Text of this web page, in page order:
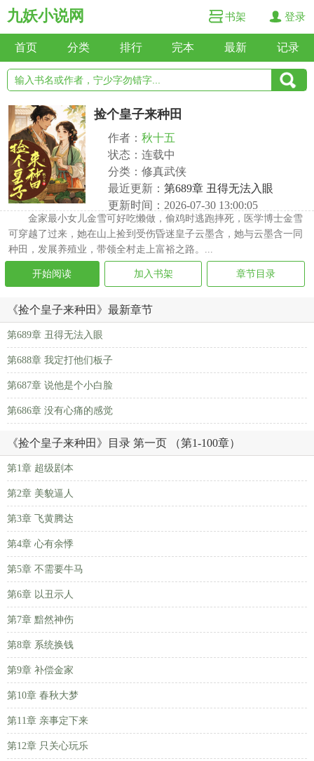
九妖小说网 书架 登录
首页 分类 排行 完本 最新 记录
捡个皇子来种田
作者： 秋十五
状态：连载中
分类：修真武侠
最近更新： 第689章 丑得无法入眼
更新时间：2026-07-30 13:00:05
金家最小女儿金雪可好吃懒做，偷鸡时逃跑摔死，医学博士金雪
可穿越了过来，她在山上捡到受伤昏迷皇子云墨含，她与云墨含一同
种田，发展养殖业，带领全村走上富裕之路。...
开始阅读 加入书架 章节目录
《捡个皇子来种田》最新章节
第689章 丑得无法入眼
第688章 我定打他们板子
第687章 说他是个小白脸
第686章 没有心痛的感觉
《捡个皇子来种田》目录 第一页 （第1-100章）
第1章 超级剧本
第2章 美貌逼人
第3章 飞黄腾达
第4章 心有余悸
第5章 不需要牛马
第6章 以丑示人
第7章 黯然神伤
第8章 系统换钱
第9章 补偿金家
第10章 春秋大梦
第11章 亲事定下来
第12章 只关心玩乐